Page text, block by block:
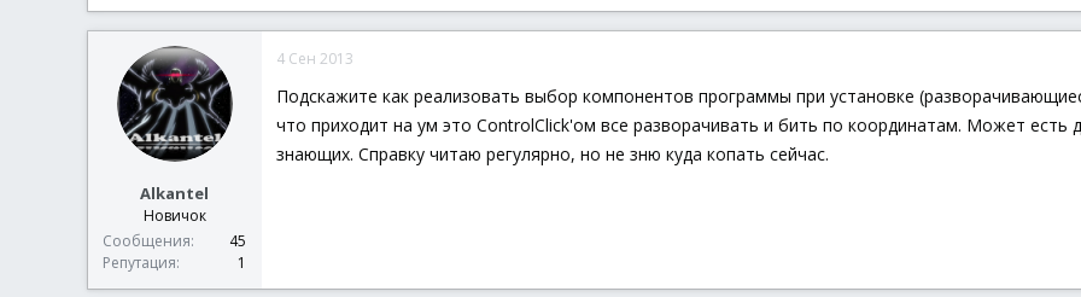
т
т
е
м
ы
т
н
а
ч
а
л
Alkantel
Новичок
Сообщения
45
Репутация
1
4 Сен 2013
Подскажите как реализовать выбор компонентов программы при установке
что приходит на ум это ControlClick'ом все разворачивать и бить по координатам. Может
знающих. Справку читаю регулярно, но не зню куда копать сейчас.